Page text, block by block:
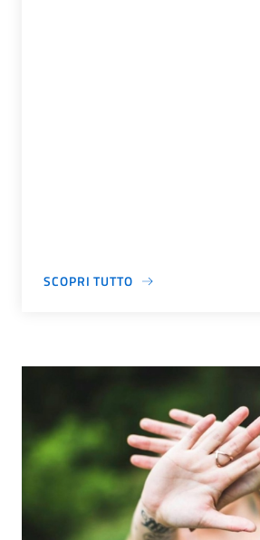
SCOPRI TUTTO